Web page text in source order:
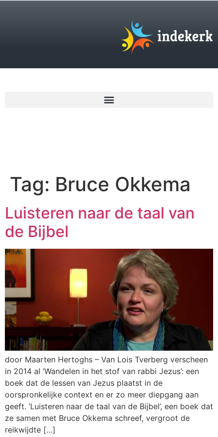
Tag: Bruce Okkema
Luisteren naar de taal van
de Bijbel
door Maarten Hertoghs – Van Lois Tverberg verscheen
in 2014 al ‘Wandelen in het stof van rabbi Jezus’: een
boek dat de lessen van Jezus plaatst in de
oorspronkelijke context en er zo meer diepgang aan
geeft. ‘Luisteren naar de taal van de Bijbel’, een boek dat
ze samen met Bruce Okkema schreef, vergroot de
reikwijdte […]